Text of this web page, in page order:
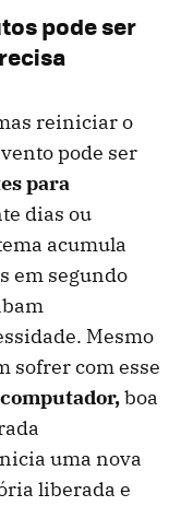
pode ser
reiniciar o
pode ser
para
dias ou
acumula
em segundo
Mesmo
sofrer com esse
boa
uma nova
liberada e